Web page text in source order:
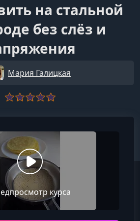
на стальной
без слёз и
Мария Галицкая
курса